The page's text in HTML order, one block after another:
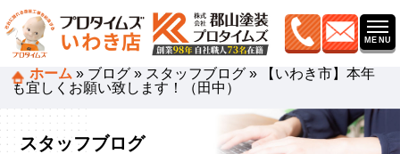
ホーム » ブログ » スタッフブログ »
【いわき市】本年
も宜しくお願い致します！（田中）
スタッフブログ